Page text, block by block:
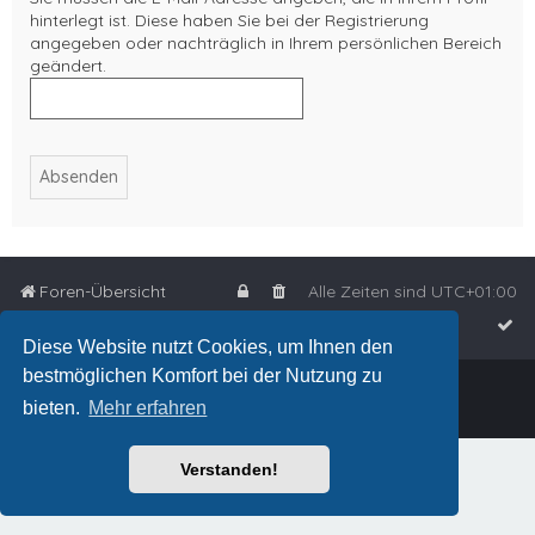
Diese Website nutzt Cookies, um Ihnen den
bestmöglichen Komfort bei der Nutzung zu
bieten. Mehr erfahren
Verstanden!
hinterlegt ist. Diese haben Sie bei der Registrierung
angegeben oder nachträglich in Ihrem persönlichen Bereich
geändert.
Foren-Übersicht Alle Zeiten sind UTC+01:00
Powered byphpBB™
Deutsche Übersetzung durch